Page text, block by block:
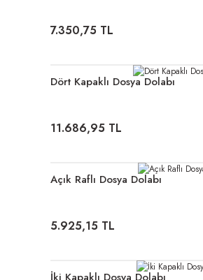
7.350,75 TL
Dört Kapaklı Dosya Dolabı
11.686,95 TL
Açık Raflı Dosya Dolabı
5.925,15 TL